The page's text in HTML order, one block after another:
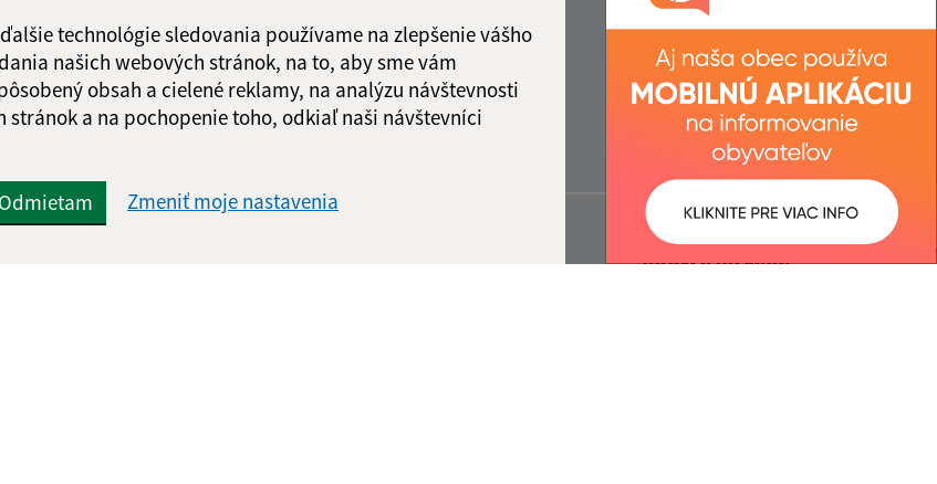
technológie sledovania používame na zlepšenie vášho
našich webových stránok, na to, aby sme vám
obsah a cielené reklamy, na analýzu návštevnosti
stránok a na pochopenie toho, odkiaľ naši návštevníci
Odmietam Zmeniť moje nastavenia
Správca obsahu: